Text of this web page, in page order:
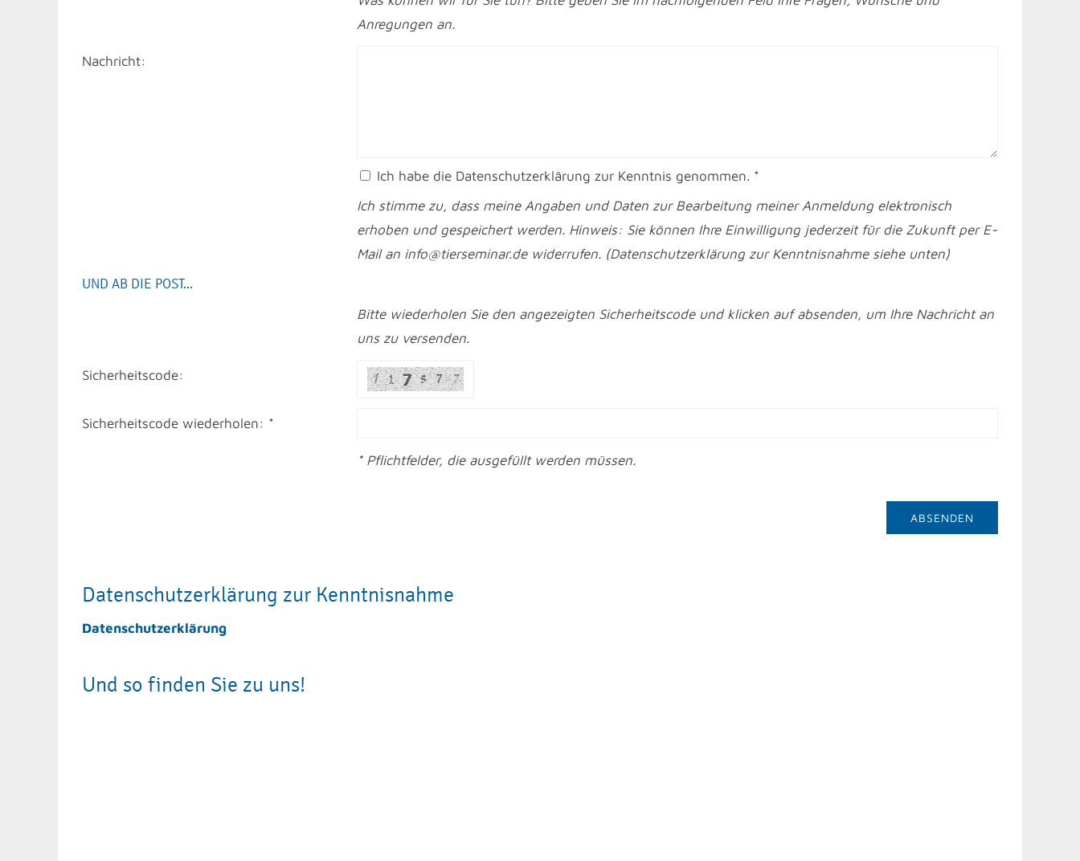
Anregungen an.
Nachricht:
Ich habe die Datenschutzerklärung zur Kenntnis genommen. *
Ich stimme zu, dass meine Angaben und Daten zur Bearbeitung meiner Anmeldung elektronisch
erhoben und gespeichert werden. Hinweis: Sie können Ihre Einwilligung jederzeit für die Zukunft per E-
Mail an info@tierseminar.de widerrufen. (Datenschutzerklärung zur Kenntnisnahme siehe unten)
UND AB DIE POST...
Bitte wiederholen Sie den angezeigten Sicherheitscode und klicken auf absenden, um Ihre Nachricht an
uns zu versenden.
Sicherheitscode:
Sicherheitscode wiederholen: *
* Pflichtfelder, die ausgefüllt werden müssen.
Datenschutzerklärung zur Kenntnisnahme
Datenschutzerklärung
Und so finden Sie zu uns!